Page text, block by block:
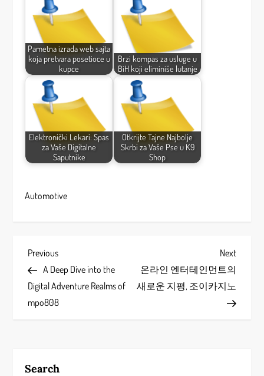
Pametna izrada web sajta
koja pretvara posetioce u
kupce
Brzi kompas za usluge u
BiH koji eliminiše lutanje
Elektronički Lekari: Spas
za Vaše Digitalne
Saputnike
Otkrijte Tajne Najbolje
Skrbi za Vaše Pse u K9
Shop
Automotive
P
o
s
n
Previous
Post
Previous
A Deep Dive into the
Digital Adventure Realms of
mpo808
Next
Next
온라인 엔터테인먼트의
새로운 지평, 조이카지노
Search